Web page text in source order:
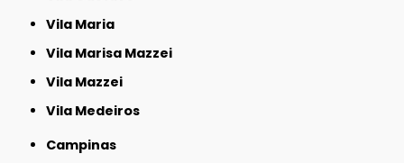
Vila Maria
Vila Marisa Mazzei
Vila Mazzei
Vila Medeiros
Campinas